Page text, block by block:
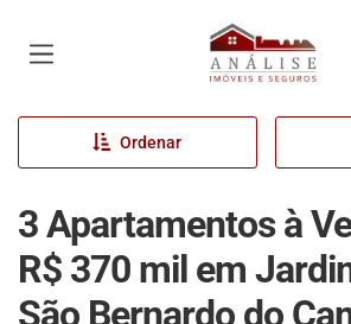
Página inicial
Ordenar
3 Apartamentos à
R$ 370 mil em
São Bernardo do